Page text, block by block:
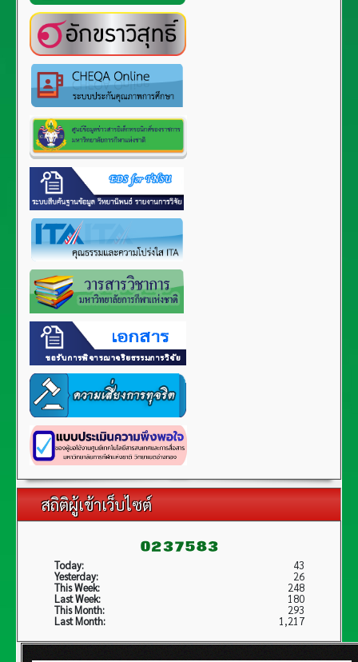
สถิติผู้เข้าเว็บไซต์
Today:
43
Yesterday:
26
This Week:
248
Last Week:
180
This Month:
293
Last Month:
1,217